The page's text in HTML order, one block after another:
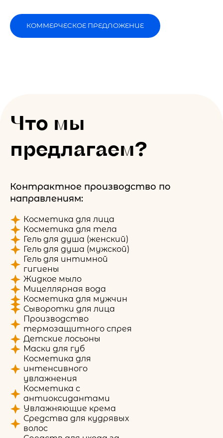
КОММЕРЧЕСКОЕ ПРЕДЛОЖЕНИЕ
Что мы
предлагаем?
Контрактное производство по
направлениям:
Косметика для лица
Косметика для тела
Гель для душа (женский)
Гель для душа (мужской)
Гель для интимной
гигиены
Жидкое мыло
Мицеллярная вода
Косметика для мужчин
Сыворотки для лица
Производство
термозащитного спрея
Детские лосьоны
Маски для губ
Косметика для
интенсивного
увлажнения
Косметика с
антиоксидантами
Увлажняющие крема
Средства для кудрявых
волос